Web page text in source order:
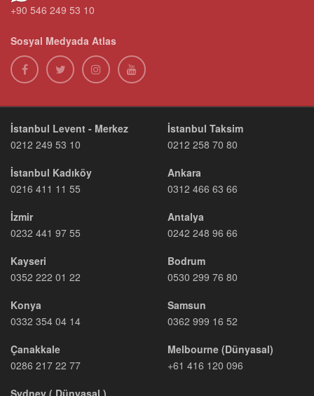
+90 546 249 53 10
Sosyal Medyada Atlas
İstanbul Levent - Merkez
0212 249 53 10
İstanbul Taksim
0212 258 70 80
İstanbul Kadıköy
0216 411 11 55
Ankara
0312 466 63 66
İzmir
0232 441 97 55
Antalya
0242 248 96 66
Kayseri
0352 222 01 22
Bodrum
0530 299 76 80
Konya
0332 354 04 14
Samsun
0362 999 16 52
Çanakkale
0286 217 22 77
Melbourne (Dünyasal)
+61 416 120 096
Sydney ( Dünyasal )